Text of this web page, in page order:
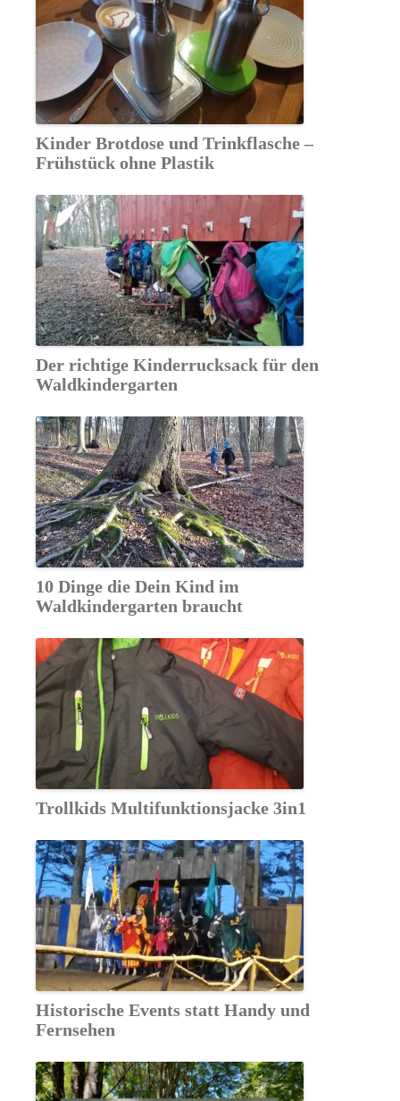
Kinder Brotdose und Trinkflasche –
Frühstück ohne Plastik
Der richtige Kinderrucksack für den
Waldkindergarten
10 Dinge die Dein Kind im
Waldkindergarten braucht
Trollkids Multifunktionsjacke 3in1
Historische Events statt Handy und
Fernsehen